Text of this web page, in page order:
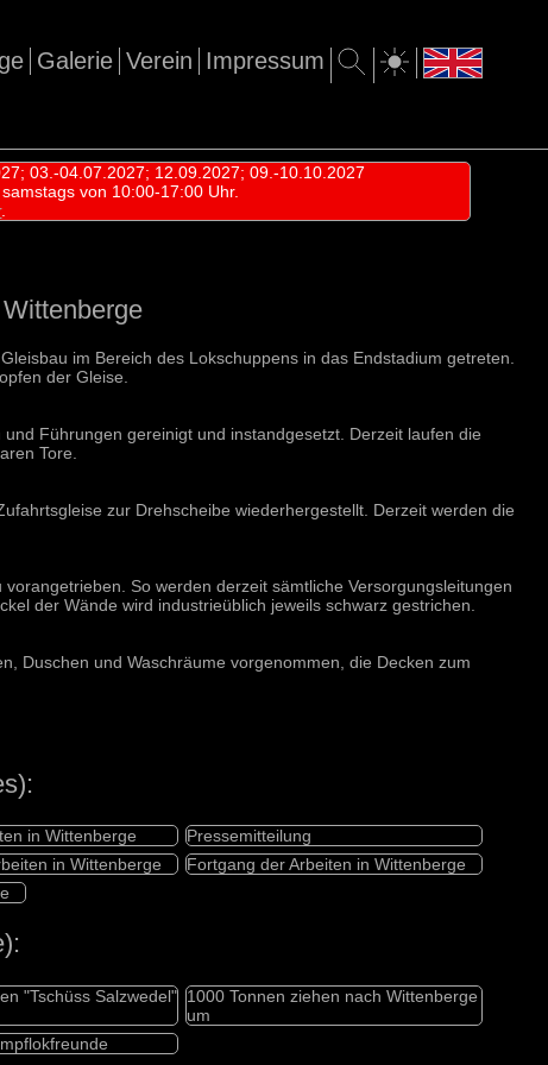
Impressum
Verein
Galerie
03.-04.07.2027; 12.09.2027; 09.-10.10.2027
von 10:00-17:00 Uhr.
.
im Bereich des Lokschuppens in das Endstadium getreten.
der Gleise.
Führungen gereinigt und instandgesetzt. Derzeit laufen die
Tore.
zur Drehscheibe wiederhergestellt. Derzeit werden die
So werden derzeit sämtliche Versorgungsleitungen
der Wände wird industrieüblich jeweils schwarz gestrichen.
Duschen und Waschräume vorgenommen, die Decken zum
in Wittenberge
Pressemitteilung
in Wittenberge
Fortgang der Arbeiten in Wittenberge
"Tschüss Salzwedel" 1000 Tonnen ziehen nach Wittenberge
um